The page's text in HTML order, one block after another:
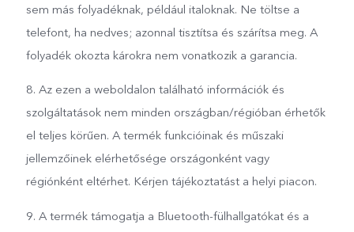
sem más folyadéknak, például italoknak. Ne töltse a
telefont, ha nedves; azonnal tisztítsa és szárítsa meg. A
folyadék okozta károkra nem vonatkozik a garancia.
8. Az ezen a weboldalon található információk és
szolgáltatások nem minden országban/régióban érhetők
el teljes körűen. A termék funkcióinak és műszaki
jellemzőinek elérhetősége országonként vagy
régiónként eltérhet. Kérjen tájékoztatást a helyi piacon.
9. A termék támogatja a Bluetooth-fülhallgatókat és a